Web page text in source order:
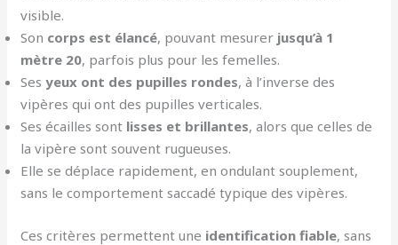
visible.
Son corps est élancé, pouvant mesurer jusqu’à 1
mètre 20, parfois plus pour les femelles.
Sesyeux ont des pupilles rondes, à l’inverse des
vipères qui ont des pupilles verticales.
Ses écailles sont lisses et brillantes, alors que celles de
la vipère sont souvent rugueuses.
Elle se déplace rapidement, en ondulant souplement,
sans le comportement saccadé typique des vipères.
Ces critères permettent une identification fiable, sans